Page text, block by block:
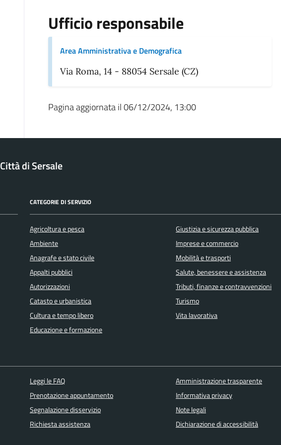
Ufficio responsabile
Area Amministrativa e Demografica
Via Roma, 14 - 88054 Sersale (CZ)
Pagina aggiornata il 06/12/2024, 13:00
Città di Sersale
CATEGORIE DI SERVIZIO
Agricoltura e pesca
Ambiente
Anagrafe e stato civile
Appalti pubblici
Autorizzazioni
Catasto e urbanistica
Cultura e tempo libero
Educazione e formazione
Giustizia e sicurezza pubblica
Imprese e commercio
Mobilità e trasporti
Salute, benessere e assistenza
Tributi, finanze e contravvenzioni
Turismo
Vita lavorativa
Leggi le FAQ
Prenotazione appuntamento
Segnalazione disservizio
Richiesta assistenza
Amministrazione trasparente
Informativa privacy
Note legali
Dichiarazione di accessibilità